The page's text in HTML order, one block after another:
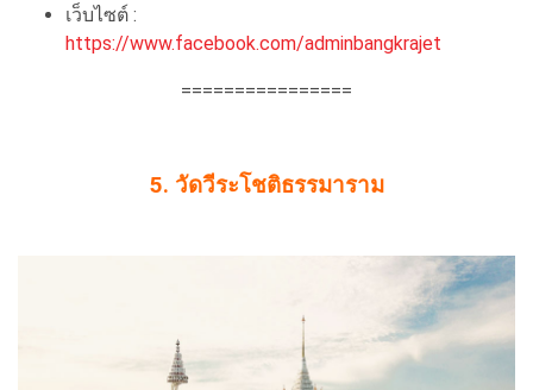
เว็บไซต์ :
https://www.facebook.com/adminbangkrajet
================
5. วัดวีระโชติธรรมาราม